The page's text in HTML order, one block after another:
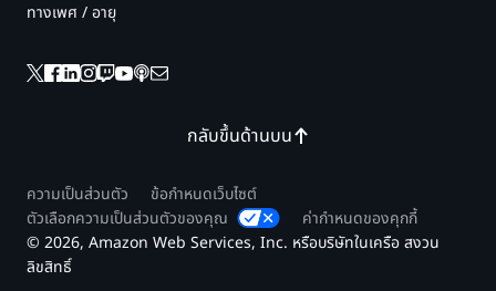
กลับขึ้นด้านบน
ทางเพศ / อายุ
ความเป็นส่วนตัว
ข้อกำหนดเว็บไซต์
ตัวเลือกความเป็นส่วนตัวของคุณ
ค่ากำหนดของคุกกี้
© 2026, Amazon Web Services, Inc. หรือบริษัทในเครือ สงวน
ลิขสิทธิ์